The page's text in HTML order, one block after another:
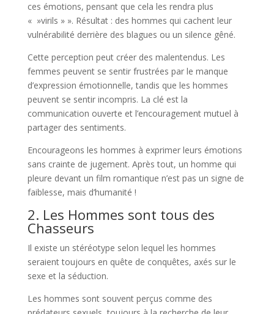
ces émotions, pensant que cela les rendra plus
« »virils » ». Résultat : des hommes qui cachent leur
vulnérabilité derrière des blagues ou un silence gêné.
Cette perception peut créer des malentendus. Les
femmes peuvent se sentir frustrées par le manque
d’expression émotionnelle, tandis que les hommes
peuvent se sentir incompris. La clé est la
communication ouverte et l’encouragement mutuel à
partager des sentiments.
Encourageons les hommes à exprimer leurs émotions
sans crainte de jugement. Après tout, un homme qui
pleure devant un film romantique n’est pas un signe de
faiblesse, mais d’humanité !
2. Les Hommes sont tous des
Chasseurs
Il existe un stéréotype selon lequel les hommes
seraient toujours en quête de conquêtes, axés sur le
sexe et la séduction.
Les hommes sont souvent perçus comme des